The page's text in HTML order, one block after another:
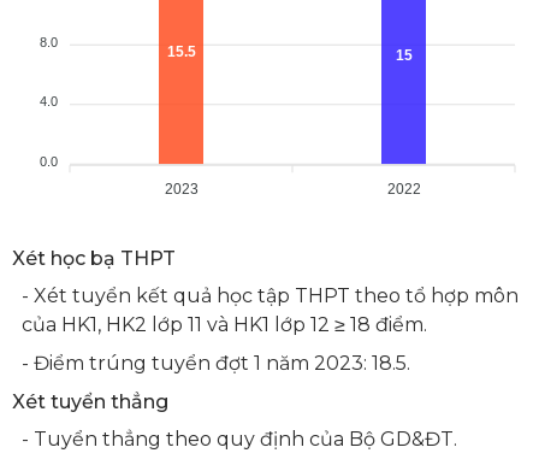
2023 2022
15.5 15
8.0
4.0
0.0
Xét học bạ THPT
- Xét tuyển kết quả học tập THPT theo tổ hợp môn
của HK1, HK2 lớp 11 và HK1 lớp 12 ≥ 18 điểm.
- Điểm trúng tuyển đợt 1 năm 2023: 18.5.
Xét tuyển thẳng
- Tuyển thẳng theo quy định của Bộ GD&ĐT.